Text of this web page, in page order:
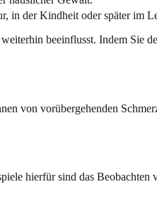
in der Kindheit oder später im
beeinflusst. Indem Sie
von vorübergehenden
hierfür sind das Beobachten